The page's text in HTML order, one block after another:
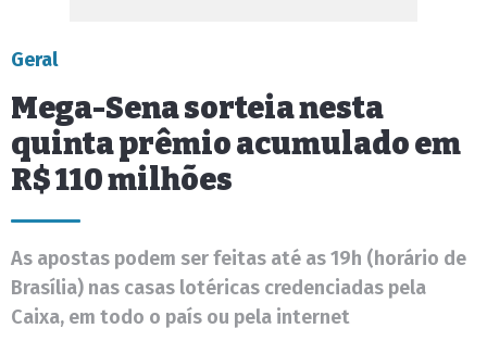
Geral
Mega-Sena sorteia nesta
quinta prêmio acumulado em
R$ 110 milhões
As apostas podem ser feitas até as 19h (horário de
Brasília) nas casas lotéricas credenciadas pela
Caixa, em todo o país ou pela internet